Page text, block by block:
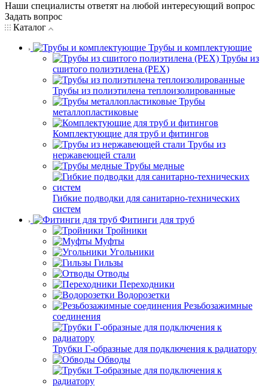
Наши специалисты ответят на любой интересующий вопрос
Задать вопрос
Каталог
Трубы и комплектующие
Трубы из
сшитого полиэтилена (PEX)
Трубы из полиэтилена теплоизолированные
Трубы
металлопластиковые
Комплектующие для труб и фитингов
Трубы из
нержавеющей стали
Трубы медные
Гибкие подводки для санитарно-технических
систем
Фитинги для труб
Тройники
Муфты
Угольники
Гильзы
Отводы
Переходники
Водорозетки
Резьбозажимные
соединения
Трубки Г-образные для подключения к радиатору
Обводы